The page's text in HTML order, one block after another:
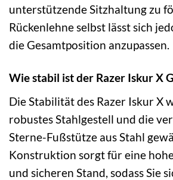
unterstützende Sitzhaltung zu
Rückenlehne selbst lässt sich
die Gesamtposition anzupassen.
Wie stabil ist der Razer Iskur X
Die Stabilität des Razer Iskur X
robustes Stahlgestell und die
Sterne-Fußstütze aus Stahl
Konstruktion sorgt für eine
und sicheren Stand, sodass Sie